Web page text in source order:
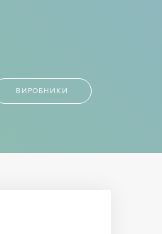
ВИРОБНИКИ